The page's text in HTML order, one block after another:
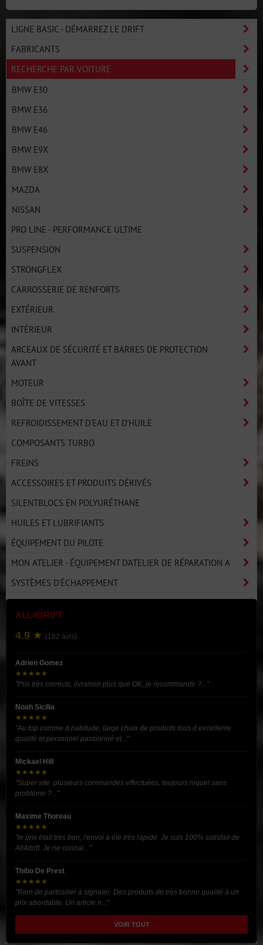
LIGNE BASIC - DÉMARREZ LE DRIFT
FABRICANTS
RECHERCHE PAR VOITURE
BMW E30
BMW E36
BMW E46
BMW E9X
BMW E8X
MAZDA
NISSAN
PRO LINE - PERFORMANCE ULTIME
SUSPENSION
STRONGFLEX
CARROSSERIE DE RENFORTS
EXTÉRIEUR
INTÉRIEUR
ARCEAUX DE SÉCURITÉ ET BARRES DE PROTECTION
AVANT
MOTEUR
BOÎTE DE VITESSES
REFROIDISSEMENT D'EAU ET D'HUILE
COMPOSANTS TURBO
FREINS
ACCESSOIRES ET PRODUITS DÉRIVÉS
SILENTBLOCS EN POLYURÉTHANE
HUILES ET LUBRIFIANTS
ÉQUIPEMENT DU PILOTE
MON ATELIER - ÉQUIPEMENT D'ATELIER DE RÉPARATION A
SYSTÈMES D'ÉCHAPPEMENT
ALL4DRIFT
4.9 ★ (182 avis)
Adrien Gomez
★★★★★
"Prix très corrects, livraison plus que OK, je recommande ?..."
Noah Sicilia
★★★★★
"Au top comme d habitude, large choix de produits tous d excellente
qualité et personnel passionné et..."
Mickael Hill
★★★★★
"Super site, plusieurs commandes effectuées, toujours niquel sans
problème ?..."
Maxime Thoreau
★★★★★
"le prix était très bon, l'envoi a été très rapide. Je suis 100% satisfait de
All4drift. Je ne connai..."
Thibo De Prest
★★★★★
"Rien de particulier à signaler. Des produits de très bonne qualité à un
prix abordable. Un article n..."
VOIR TOUT